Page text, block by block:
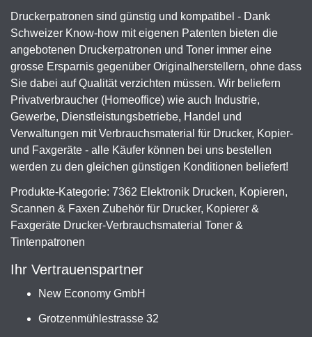
Druckerpatronen sind günstig und kompatibel - Dank
Schweizer Know-how mit eigenen Patenten bieten die
angebotenen Druckerpatronen und Toner immer eine
grosse Ersparnis gegenüber Originalherstellern, ohne dass
Sie dabei auf Qualität verzichten müssen. Wir beliefern
Privatverbraucher (Homeoffice) wie auch Industrie,
Gewerbe, Dienstleistungsbetriebe, Handel und
Verwaltungen mit Verbrauchsmaterial für Drucker, Kopier-
und Faxgeräte - alle Käufer können bei uns bestellen
werden zu den gleichen günstigen Konditionen beliefert!
Produkte-Kategorie: 7362 Elektronik Drucken, Kopieren,
Scannen & Faxen Zubehör für Drucker, Kopierer &
Faxgeräte Drucker-Verbrauchsmaterial Toner &
Tintenpatronen
Ihr Vertrauenspartner
New Economy GmbH
Grotzenmühlestrasse 32